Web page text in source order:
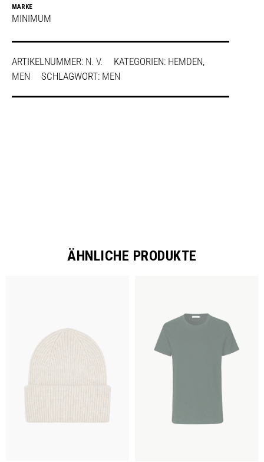
MARKE
MINIMUM
ARTIKELNUMMER: N. V. KATEGORIEN: HEMDEN,
MEN
SCHLAGWORT: MEN
ÄHNLICHE PRODUKTE